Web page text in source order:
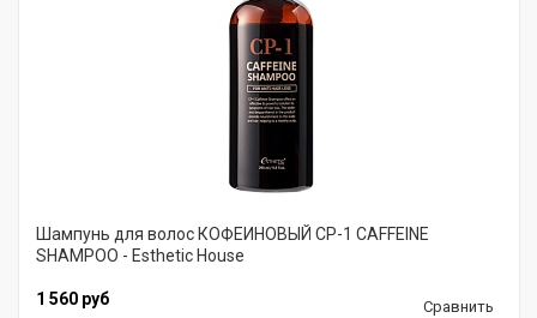
Шампунь для волос КОФЕИНОВЫЙ CP-1 CAFFEINE
SHAMPOO - Esthetic House
1 560 руб Сравнить